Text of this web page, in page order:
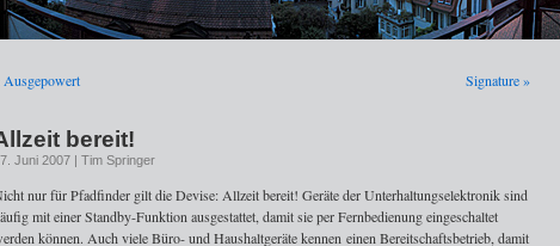
Ausgepowert Signature »
bereit!
Juni 2007 | Tim Springer
nur für Pfadfinder gilt die Devise: Allzeit bereit! Geräte der Unterhaltungselektronik sind
mit einer Standby-Funktion ausgestattet, damit sie per Fernbedienung eingeschaltet
können. Auch viele Büro- und Haushaltgeräte kennen einen Bereitschaftsbetrieb, damit